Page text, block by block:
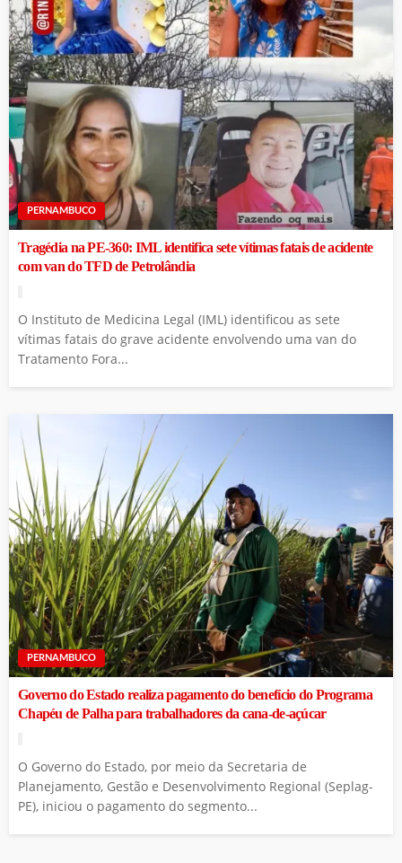
PERNAMBUCO
Tragédia na PE-360: IML identifica sete vítimas fatais de acidente
com van do TFD de Petrolândia
O Instituto de Medicina Legal (IML) identificou as sete
vítimas fatais do grave acidente envolvendo uma van do
Tratamento Fora...
PERNAMBUCO
Governo do Estado realiza pagamento do benefício do Programa
Chapéu de Palha para trabalhadores da cana-de-açúcar
O Governo do Estado, por meio da Secretaria de
Planejamento, Gestão e Desenvolvimento Regional (Seplag-
PE), iniciou o pagamento do segmento...